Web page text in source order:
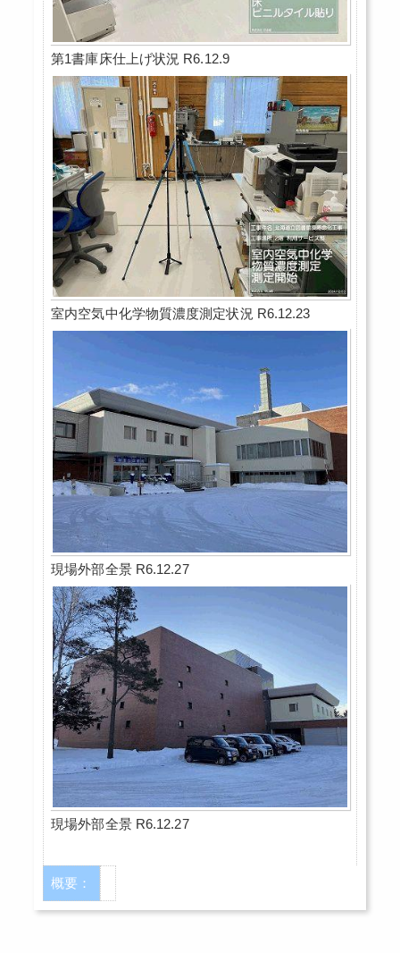
第1書庫床仕上げ状況 R6.12.9
室内空気中化学物質濃度測定状況 R6.12.23
現場外部全景 R6.12.27
現場外部全景 R6.12.27
概要：